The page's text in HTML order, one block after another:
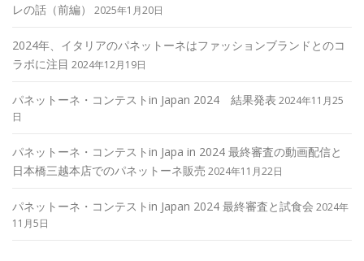
レの話（前編）
2025年1月20日
2024年、イタリアのパネットーネはファッションブランドとのコ
ラボに注目 2024年12月19日
パネットーネ・コンテストin Japan 2024 結果発表 2024年11月25
日
パネットーネ・コンテストin Japa in 2024 最終審査の動画配信と
日本橋三越本店でのパネットーネ販売 2024年11月22日
パネットーネ・コンテストin Japan 2024 最終審査と試食会 2024年
11月5日